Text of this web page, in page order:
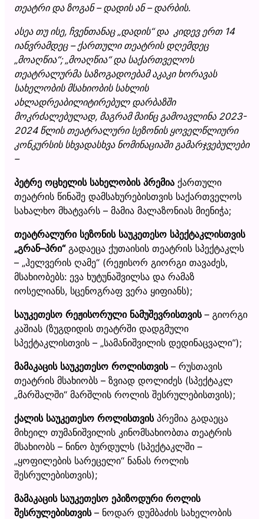
თეატრი და ზოგან – დადის ან – დარბის.
ასეა თუ ისე, ჩვენთანაც „დადის“ და კიდევ ერთ 14
იანვრამდეც – ქართული თეატრის დღემდეც
„მოაღწია“; „მოაღწია“ და საქართველოს
თეატრალურმა საზოგადოებამ აკაკი ხორავას
სახელობის მსახიობის სახლის
ახლადრეაბილიტირებულ დარბაზში
მოკრძალებულად, მაგრამ მაინც გამოავლინა2023-
2024 წლის თეატრალური სეზონის ყოველწლიური
კონკურსის სხვადასხვა ნომინაციაში გამარჯვებულები
–
პეტრე ოცხელის სახელობის პრემია ქართული
თეატრის წინაშე დამსახურებისთვის საქართველოს
სახალხო მხატვარს – მამია მალაზონიას მიენიჭა;
თეატრალური სეზონის საუკეთესო სპექტაკლისთვის
„გრან–პრი“გადაეცა ქუთაისის თეატრის სპექტაკლს
– „ჰელვერის ღამე“ (რეჟისორ გიორგი თავაძეს,
მსახიობებს: ევა ხუტუნაშვილსა და რამაზ
იოსელიანს, სცენოგრაფ ვერა ყიფიანს);
საუკეთესო რეჟისორული ნამუშევრისთვის– გიორგი
კაშიას (ზუგდიდის თეატრში დადგმული
სპექტაკლისთვის – „სამანიშვილის დედინაცვალი“);
მამაკაცის საუკეთესო როლისთვის– რუსთავის
თეატრის მსახიობს – ზვიად დოლიძეს (სპექტაკლ
„მარშალში“ მარშლის როლის შესრულებისთვის);
ქალის საუკეთესო როლისთვისპრემია გადაეცა
მიხეილ თუმანიშვილის კინომსახიობთა თეატრის
მსახიობს – ნინო ბურდულს (სპექტაკლში –
„ყოფილების სარეცელი“ ნანას როლის
შესრულებისთვის);
მამაკაცის საუკეთესო ეპიზოდური როლის
შესრულებისთვის– ნოდარ დუმბაძის სახელობის